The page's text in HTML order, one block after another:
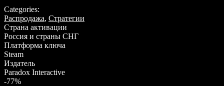
Categories:
Распродажа, Стратегии
Страна активации
Россия и страны СНГ
Платформа ключа
Steam
Издатель
Paradox Interactive
-77%